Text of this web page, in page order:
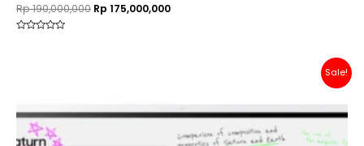
Rp190,000,000 Rp 175,000,000
Sale!
Rp 188,000,000.